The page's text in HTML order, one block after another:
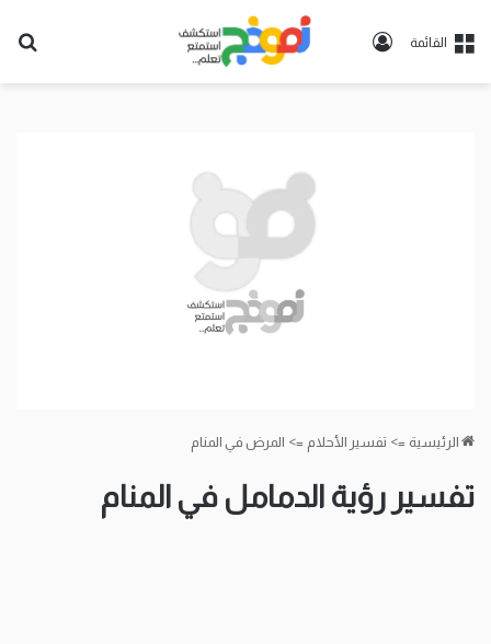
القائمة
تسجيل
الرئيسية => تفسير الأحلام => المرض في المنام
تفسير رؤية الدمامل في المنام